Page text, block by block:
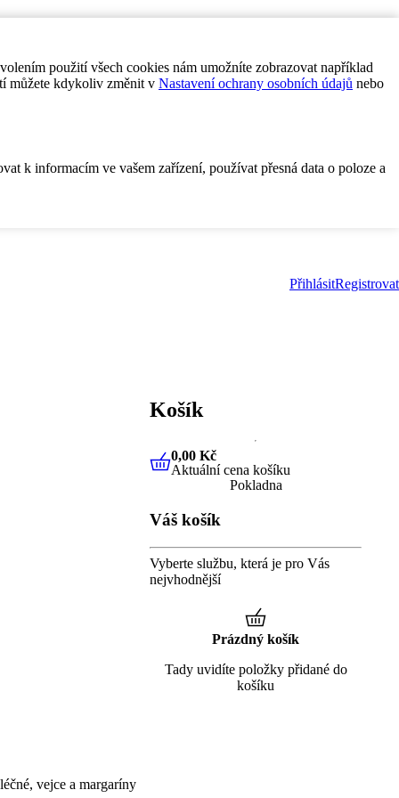
použití všech cookies nám umožníte zobrazovat například
můžete kdykoliv změnit v Nastavení ochrany osobních údajů nebo
k informacím ve vašem zařízení, používat přesná data o poloze a
PřihlásitRegistrovat
vejce a margaríny
Košík
0,00 KčAktuální cena košíku
0,00 Kč
Aktuální cena košíku
Pokladna
Váš košík
Vyberte službu, která je pro Vás
nejvhodnější
Prázdný košík
Tady uvidíte položky přidané do
košíku